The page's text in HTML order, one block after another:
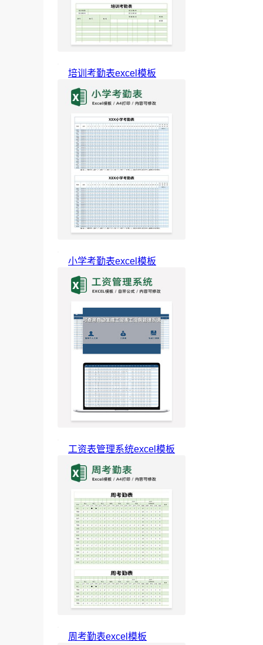
培训考勤表excel模板
小学考勤表excel模板
工资表管理系统excel模板
周考勤表excel模板